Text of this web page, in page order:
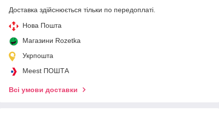
Доставка здійснюється тільки по передоплаті.
Нова Пошта
Магазини Rozetka
Укрпошта
Meest ПОШТА
Всі умови доставки